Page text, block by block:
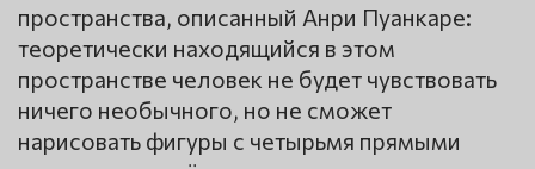
пространства, описанный Анри Пуанкаре:
теоретически находящийся в этом
пространстве человек не будет чувствовать
ничего необычного, но не сможет
нарисовать фигуры с четырьмя прямыми